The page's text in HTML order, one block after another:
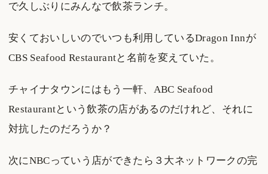
で久しぶりにみんなで飲茶ランチ。
安くておいしいのでいつも利用しているDragon Innが
CBS Seafood Restaurantと名前を変えていた。
チャイナタウンにはもう一軒、ABC Seafood
Restaurantという飲茶の店があるのだけれど、それに
対抗したのだろうか？
次にNBCっていう店ができたら３大ネットワークの完